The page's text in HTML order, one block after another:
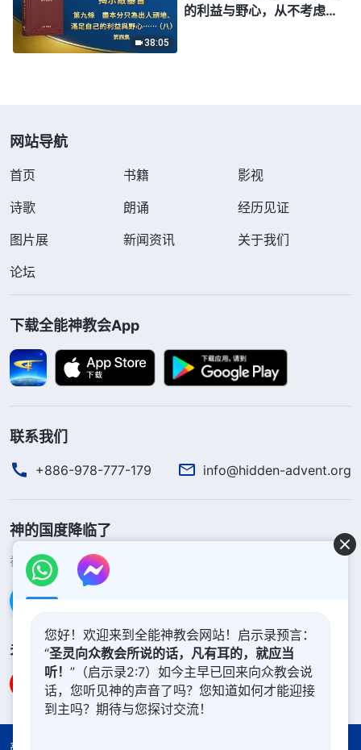
38:05
的利益与野心，从不考虑神
网站导航
首页 书籍
影视
诗歌
朗诵
经历见证
图片展
新闻资讯
关于我们
论坛
下载全能神教会App
联系我们
+886-978-777-179 info@hidden-advent.org
神的国度降临了
神的国度已经降临在人间！你想进入神的国度吗？
通过Messenger联系我们
关注我们
严正声明
您好！欢迎来到全能神教会网站！启示录预言：
“圣灵向众教会所说的话，凡有耳的，就应当
听！ ”（启示录2:7）如今主早已回来向众教会说
话，您听见神的声音了吗？您知道如何才能迎接
到主吗？期待与您探讨交流！